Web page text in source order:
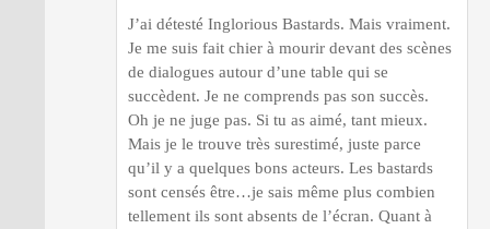
J’ai détesté Inglorious Bastards. Mais vraiment.
Je me suis fait chier à mourir devant des scènes
de dialogues autour d’une table qui se
succèdent. Je ne comprends pas son succès.
Oh je ne juge pas. Si tu as aimé, tant mieux.
Mais je le trouve très surestimé, juste parce
qu’il y a quelques bons acteurs. Les bastards
sont censés être…je sais même plus combien
tellement ils sont absents de l’écran. Quant à